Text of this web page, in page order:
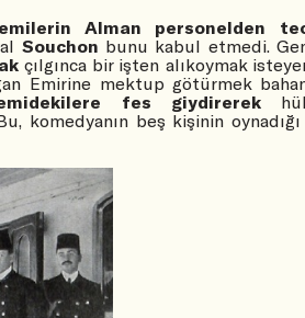
Alman personelden
Souchon bunu kabul etmedi.
çılgınca bir işten alıkoymak
Emirine mektup götürmek
fes giydirerek
komedyanın beş kişinin